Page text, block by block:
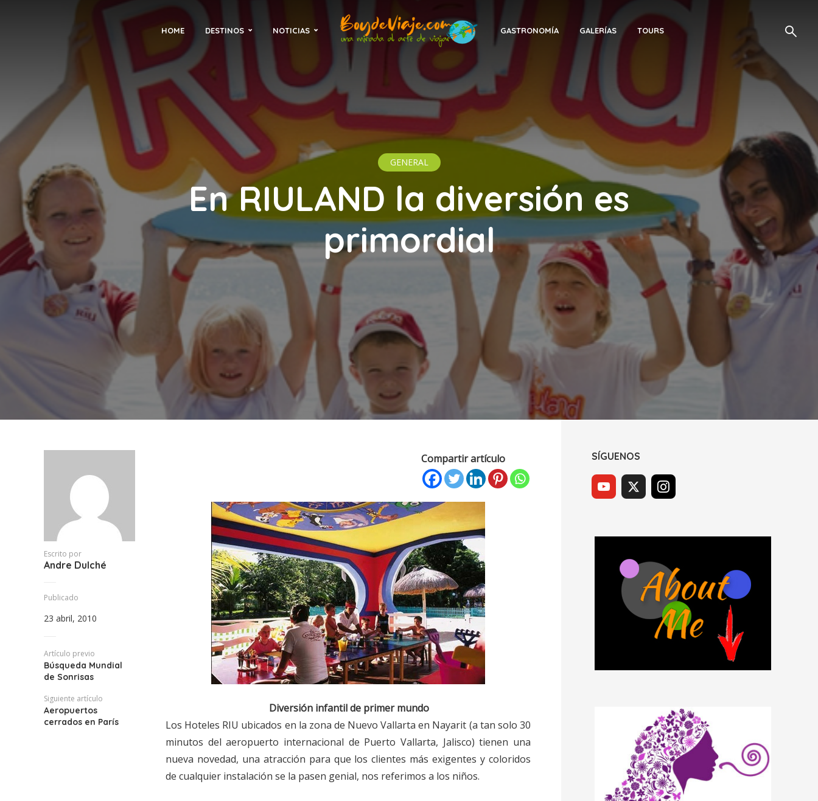
HOME DESTINOS NOTICIAS GASTRONOMÍA GALERÍAS TOURS
GENERAL
En RIULAND la diversión es
primordial
Escrito por
Andre Dulché
Publicado
23 abril, 2010
Artículo previo
Búsqueda Mundial
de Sonrisas
Siguiente artículo
Aeropuertos
cerrados en París
Compartir artículo
Diversión infantil de primer mundo
Los Hoteles RIU ubicados en la zona de Nuevo Vallarta en Nayarit (a tan solo 30
minutos del aeropuerto internacional de Puerto Vallarta, Jalisco) tienen una
nueva novedad, una atracción para que los clientes más exigentes y coloridos
de cualquier instalación se la pasen genial, nos referimos a los niños.
SÍGUENOS